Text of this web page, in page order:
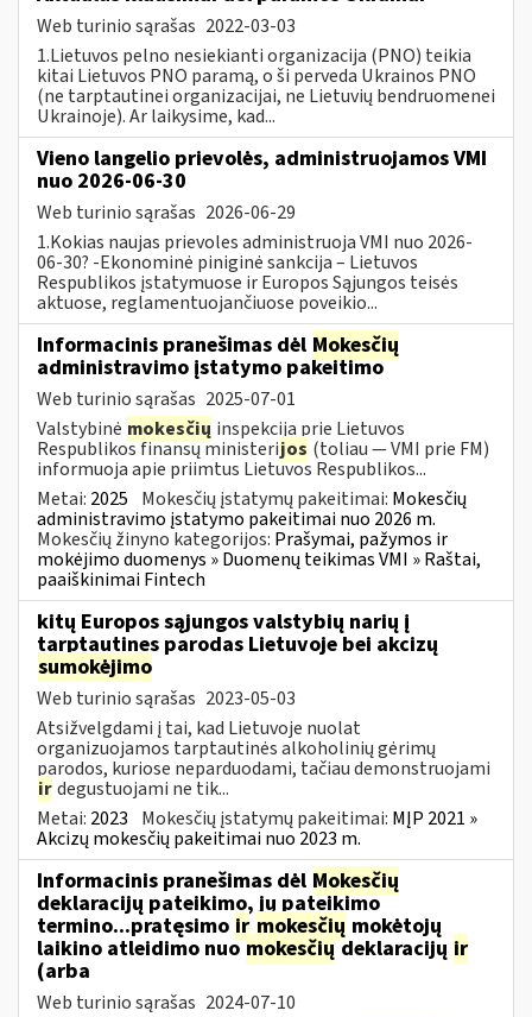
Web turinio sąrašas 2022-03-03
1.Lietuvos pelno nesiekianti organizacija (PNO) teikia
kitai Lietuvos PNO paramą, o ši perveda Ukrainos PNO
(ne tarptautinei organizacijai, ne Lietuvių bendruomenei
Ukrainoje). Ar laikysime, kad...
Vieno langelio prievolės, administruojamos VMI
nuo 2026-06-30
Web turinio sąrašas 2026-06-29
1.Kokias naujas prievoles administruoja VMI nuo 2026-
06-30? -Ekonominė piniginė sankcija – Lietuvos
Respublikos įstatymuose ir Europos Sąjungos teisės
aktuose, reglamentuojančiuose poveikio...
Informacinis pranešimas dėl Mokesčių
administravimo įstatymo pakeitimo
Web turinio sąrašas 2025-07-01
Valstybinė mokesčių inspekcija prie Lietuvos
Respublikos finansų ministerijos (toliau — VMI prie FM)
informuoja apie priimtus Lietuvos Respublikos...
Metai: 2025 Mokesčių įstatymų pakeitimai: Mokesčių
administravimo įstatymo pakeitimai nuo 2026 m.
Mokesčių žinyno kategorijos: Prašymai, pažymos ir
mokėjimo duomenys » Duomenų teikimas VMI » Raštai,
paaiškinimai Fintech
kitų Europos sąjungos valstybių narių į
tarptautines parodas Lietuvoje bei akcizų
sumokėjimo
Web turinio sąrašas 2023-05-03
Atsižvelgdami į tai, kad Lietuvoje nuolat
organizuojamos tarptautinės alkoholinių gėrimų
parodos, kuriose neparduodami, tačiau demonstruojami
irdegustuojami ne tik...
Metai: 2023 Mokesčių įstatymų pakeitimai: MĮP 2021 »
Akcizų mokesčių pakeitimai nuo 2023 m.
Informacinis pranešimas dėl Mokesčių
deklaracijų pateikimo, jų pateikimo
termino...pratęsimo ir mokesčių mokėtojų
laikino atleidimo nuomokesčiųdeklaracijų ir
(arba
Web turinio sąrašas 2024-07-10